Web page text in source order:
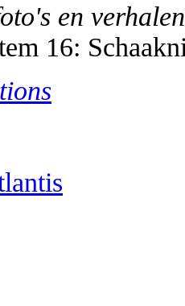
en verhalen
16: